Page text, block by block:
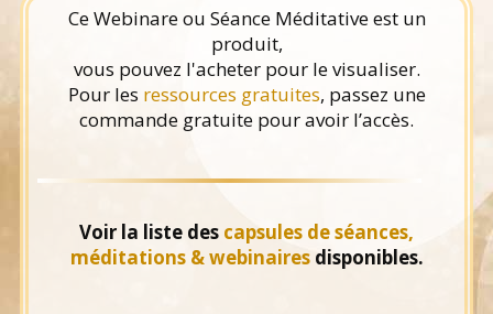
Ce Webinare ou Séance Méditative est un
produit,
vous pouvez l'acheter pour le visualiser.
Pour les ressources gratuites, passez une
commande gratuite pour avoir l’accès.
Voir la liste des capsules de séances,
méditations & webinairesdisponibles.